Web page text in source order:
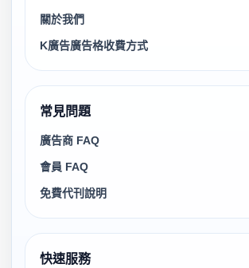
關於我們
K廣告廣告格收費方式
常見問題
廣告商 FAQ
會員 FAQ
免費代刊說明
快速服務